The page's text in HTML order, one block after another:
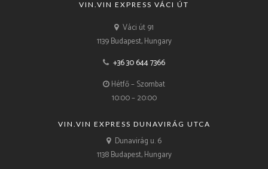
VIN.VIN EXPRESS VÁCI ÚT
Váci út 91
1139 Budapest, Hungary
+36 30 644 7366
Hétfő – Szombat
10:00 – 20:00
VIN.VIN EXPRESS DUNAVIRÁG UTCA
Dunavirág u. 6
1138 Budapest, Hungary